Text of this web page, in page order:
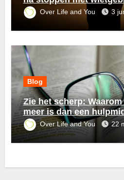
Over Life and You 3
Blog
Zie het scherp:
meer is dan een
Over Life and You 22